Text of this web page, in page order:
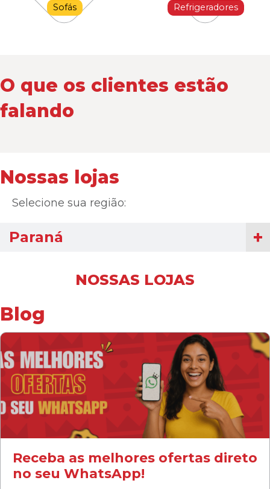
Sofás Refrigeradores
O que os clientes estão
falando
Nossas lojas
Selecione sua região:
Paraná
NOSSAS LOJAS
Blog
Receba as melhores ofertas direto
no seu WhatsApp!